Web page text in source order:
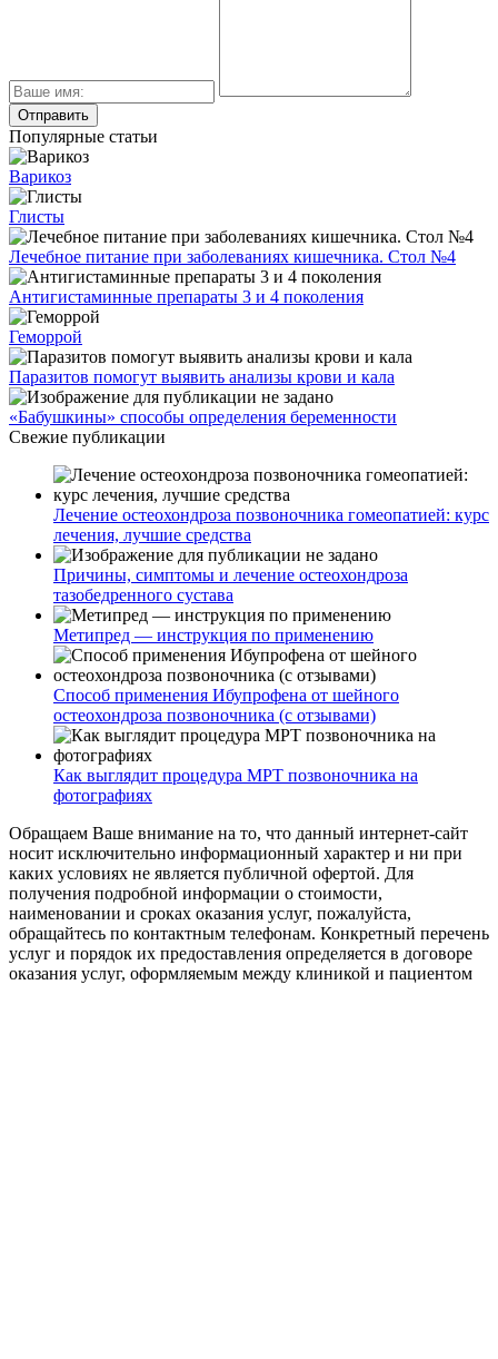
Популярные статьи
Варикоз
Глисты
Лечебное питание при заболеваниях кишечника. Стол №4
Антигистаминные препараты 3 и 4 поколения
Геморрой
Паразитов помогут выявить анализы крови и кала
«Бабушкины» способы определения беременности
Свежие публикации
Лечение остеохондроза позвоночника гомеопатией: курс
лечения, лучшие средства
Причины, симптомы и лечение остеохондроза
тазобедренного сустава
Метипред — инструкция по применению
Способ применения Ибупрофена от шейного
остеохондроза позвоночника (с отзывами)
Как выглядит процедура МРТ позвоночника на
фотографиях
Обращаем Ваше внимание на то, что данный интернет-сайт
носит исключительно информационный характер и ни при
каких условиях не является публичной офертой. Для
получения подробной информации о стоимости,
наименовании и сроках оказания услуг, пожалуйста,
обращайтесь по контактным телефонам. Конкретный перечень
услуг и порядок их предоставления определяется в договоре
оказания услуг, оформляемым между клиникой и пациентом